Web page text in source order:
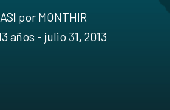
por MONTHIR
años - julio 31, 2013